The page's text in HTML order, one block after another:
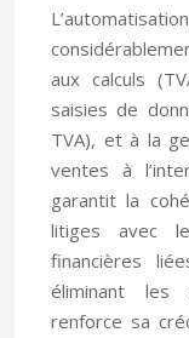
aux calculs
saisies de
TVA), et à la
ventes à
garantit la
litiges avec
financières
éliminant les
renforce sa